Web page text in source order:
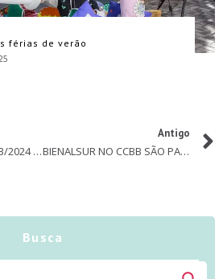
férias de verão
GRATUITO – MICA 2023/2024 traz para Mogi das Cruzes música e teatro na praça
Antigo
BIENALSUR NO CCBB SÃO PAULO
Busca